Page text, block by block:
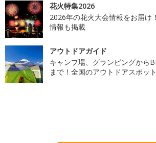
花火特集2026
2026年の花火大会情報をお届け
情報も掲載
アウトドアガイド
キャンプ場、グランピングから
まで！全国のアウトドアスポッ